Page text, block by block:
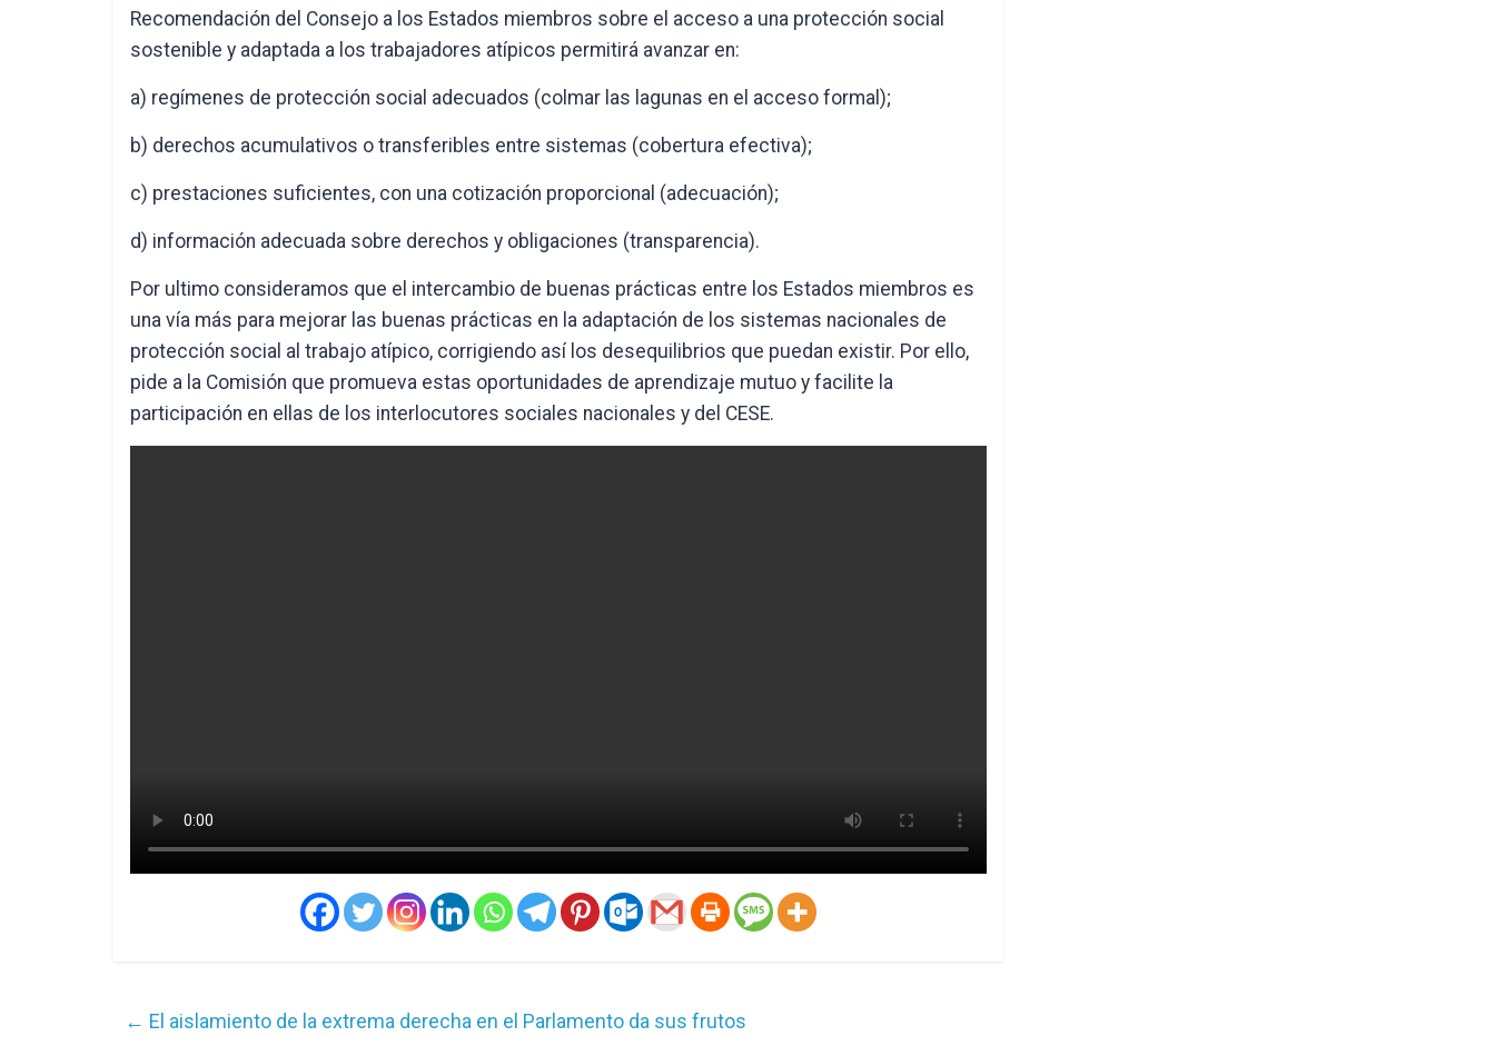
Recomendación del Consejo a los Estados miembros sobre el acceso a una protección social
sostenible y adaptada a los trabajadores atípicos permitirá avanzar en:
a) regímenes de protección social adecuados (colmar las lagunas en el acceso formal);
b) derechos acumulativos o transferibles entre sistemas (cobertura efectiva);
c) prestaciones suficientes, con una cotización proporcional (adecuación);
d) información adecuada sobre derechos y obligaciones (transparencia).
Por ultimo consideramos que el intercambio de buenas prácticas entre los Estados miembros es
una vía más para mejorar las buenas prácticas en la adaptación de los sistemas nacionales de
protección social al trabajo atípico, corrigiendo así los desequilibrios que puedan existir. Por ello,
pide a la Comisión que promueva estas oportunidades de aprendizaje mutuo y facilite la
participación en ellas de los interlocutores sociales nacionales y del CESE.
← El aislamiento de la extrema derecha en el Parlamento da sus frutos